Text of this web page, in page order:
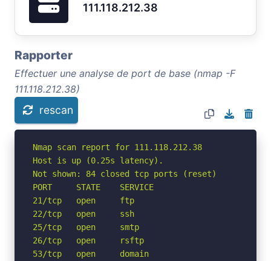
111.118.212.38
Rapporter
Effectuer une analyse de port de base (nmap -F
111.118.212.38)
rescan
Nmap scan report for 111.118.212.38
Host is up (0.25s latency).
Not shown: 84 closed tcp ports (reset)
PORT     STATE    SERVICE
21/tcp   open     ftp
22/tcp   open     ssh
25/tcp   open     smtp
26/tcp   open     rsftp
53/tcp   open     domain